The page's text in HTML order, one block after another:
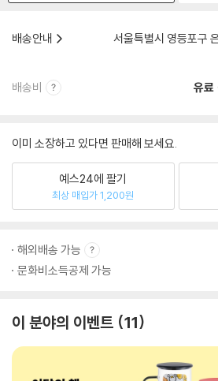
배송안내
서울특별시 영등포구
배송비 유료
이미 소장하고 있다면 판매해 보세요.
예스24에 팔기
최상 매입가 1,200원
해외배송 가능
문화비소득공제 가능
이 분야의 이벤트 11